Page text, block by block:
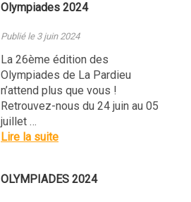
Olympiades 2024
Publié le 3 juin 2024
La 26ème édition des
Olympiades de La Pardieu
n’attend plus que vous !
Retrouvez-nous du 24 juin au 05
juillet …
Lire la suite
OLYMPIADES 2024